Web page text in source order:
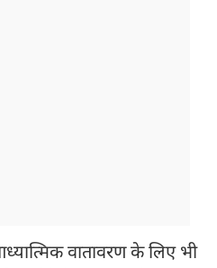
वातावरण के लिए भी